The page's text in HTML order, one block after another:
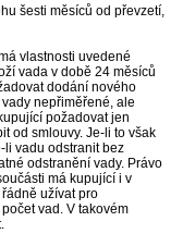
šesti měsíců od převzetí,
vlastnosti uvedené
vada v době 24 měsíců
dodání nového
nepřiměřené, ale
požadovat jen
od smlouvy. Je-li to však
li vadu odstranit bez
odstranění vady. Právo
má kupující i v
užívat pro
vad. V takovém